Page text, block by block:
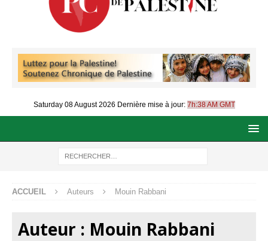
Saturday 08 August 2026 Dernière mise à jour: 7h:38 AM GMT
ACCUEIL Auteurs Mouin Rabbani
Auteur : Mouin Rabbani